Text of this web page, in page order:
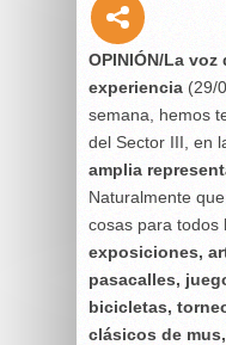
OPINIÓN/La voz
experiencia (29/
semana, hemos
del Sector III, en
amplia
Naturalmente
cosas para todos
exposiciones,
pasacalles,
bicicletas,
clásicos de